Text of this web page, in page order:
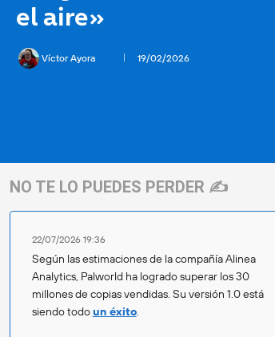
el aire»
Víctor Ayora 19/02/2026
NO TE LO PUEDES PERDER ✍️
22/07/2026 19:36
Según las estimaciones de la compañía Alinea
Analytics, Palworld ha logrado superar los 30
millones de copias vendidas. Su versión 1.0 está
siendo todoun éxito.